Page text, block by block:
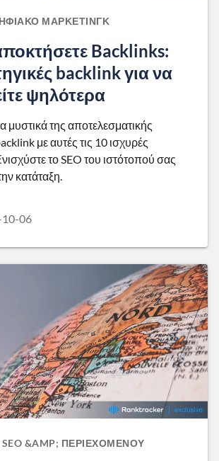
ΜΆΡΚΕΤΙΝΓΚ
Backlinks:
backlink για να
ψηλότερα
μυστικά της αποτελεσματικής
με αυτές τις 10 ισχυρές
το SEO του ιστότοπού σας
κατάταξη.
06
&AMP; ΠΕΡΙΕΧΟΜΈΝΟΥ